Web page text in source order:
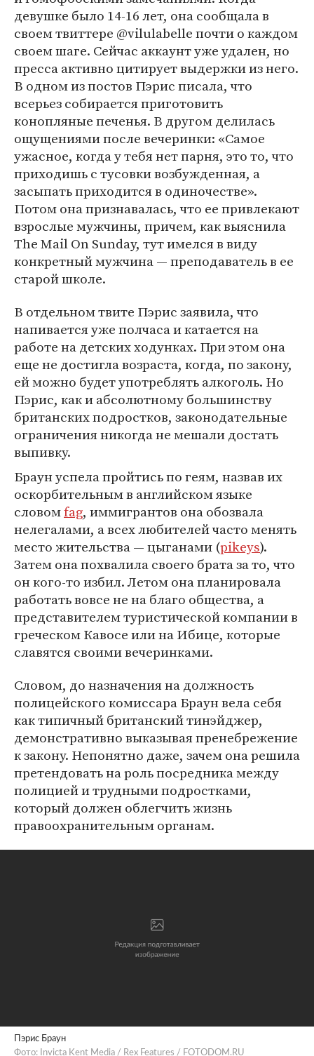
девушке было 14-16 лет, она сообщала в
своем твиттере @vilulabelle почти о каждом
своем шаге. Сейчас аккаунт уже удален, но
пресса активно цитирует выдержки из него.
В одном из постов Пэрис писала, что
всерьез собирается приготовить
конопляные печенья. В другом делилась
ощущениями после вечеринки: «Самое
ужасное, когда у тебя нет парня, это то, что
приходишь с тусовки возбужденная, а
засыпать приходится в одиночестве».
Потом она признавалась, что ее привлекают
взрослые мужчины, причем, как выяснила
The Mail On Sunday, тут имелся в виду
конкретный мужчина — преподаватель в ее
старой школе.
В отдельном твите Пэрис заявила, что
напивается уже полчаса и катается на
работе на детских ходунках. При этом она
еще не достигла возраста, когда, по закону,
ей можно будет употреблять алкоголь. Но
Пэрис, как и абсолютному большинству
британских подростков, законодательные
ограничения никогда не мешали достать
выпивку.
Браун успела пройтись по геям, назвав их
оскорбительным в английском языке
словомfag, иммигрантов она обозвала
нелегалами, а всех любителей часто менять
место жительства — цыганами (pikeys).
Затем она похвалила своего брата за то, что
он кого-то избил. Летом она планировала
работать вовсе не на благо общества, а
представителем туристической компании в
греческом Кавосе или на Ибице, которые
славятся своими вечеринками.
Словом, до назначения на должность
полицейского комиссара Браун вела себя
как типичный британский тинэйджер,
демонстративно выказывая пренебрежение
к закону. Непонятно даже, зачем она решила
претендовать на роль посредника между
полицией и трудными подростками,
который должен облегчить жизнь
правоохранительным органам.
Пэрис Браун
Фото: Invicta Kent Media / Rex Features / FOTODOM.RU